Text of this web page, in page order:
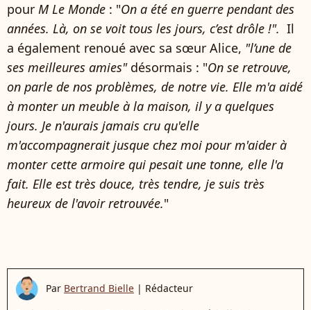
pour M Le Monde : "On a été en guerre pendant des
années. Là, on se voit tous les jours, c’est drôle !". Il
a également renoué avec sa sœur Alice, "l’une de
ses meilleures amies" désormais : "On se retrouve,
on parle de nos problèmes, de notre vie. Elle m'a aidé
à monter un meuble à la maison, il y a quelques
jours. Je n'aurais jamais cru qu'elle
m'accompagnerait jusque chez moi pour m'aider à
monter cette armoire qui pesait une tonne, elle l'a
fait. Elle est très douce, très tendre, je suis très
heureux de l'avoir retrouvée."
Par Bertrand Bielle | Rédacteur